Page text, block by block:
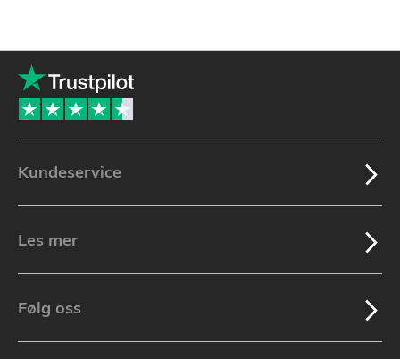
Kundeservice
Les mer
Følg oss